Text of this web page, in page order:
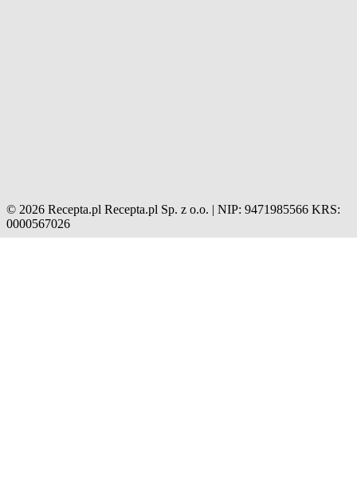
© 2026 Recepta.pl Recepta.pl Sp. z o.o. | NIP: 9471985566 KRS:
0000567026